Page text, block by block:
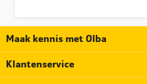
Maak kennis met Olba
Klantenservice